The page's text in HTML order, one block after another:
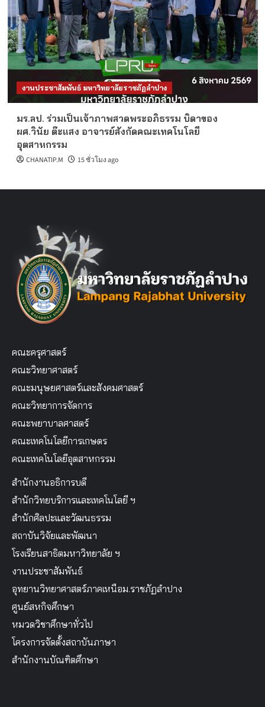
งานประชาสัมพันธ์ มหาวิทยาลัยราชภัฏลำปาง
มร.ลป. ร่วมเป็นเจ้าภาพสวดพระอภิธรรม บิดาของ
ผศ.วินัย ต๊ะแสง อาจารย์สังกัดคณะเทคโนโลยี
อุตสาหกรรม
CHANATIP.M 15 ชั่วโมง ago
คณะครุศาสตร์
คณะวิทยาศาสตร์
คณะมนุษยศาสตร์และสังคมศาสตร์
คณะวิทยาการจัดการ
คณะพยาบาลศาสตร์
คณะเทคโนโลยีการเกษตร
คณะเทคโนโลยีอุตสาหกรรม
สำนักงานอธิการบดี
สำนักวิทยบริการและเทคโนโลยี ฯ
สำนักศิลปะและวัฒนธรรม
สถาบันวิจัยและพัฒนา
โรงเรียนสาธิตมหาวิทยาลัย ฯ
งานประชาสัมพันธ์
อุทยานวิทยาศาสตร์ภาคเหนือม.ราชภัฏลำปาง
ศูนย์สหกิจศึกษา
หมวดวิชาศึกษาทั่วไป
โครงการจัดตั้งสถาบันภาษา
สำนักงานบัณฑิตศึกษา